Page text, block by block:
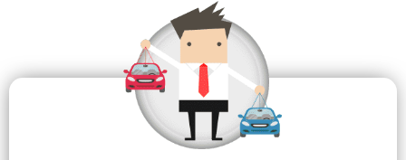
Assurance emprunteur
Assurance particulier
Assurance professionnelle